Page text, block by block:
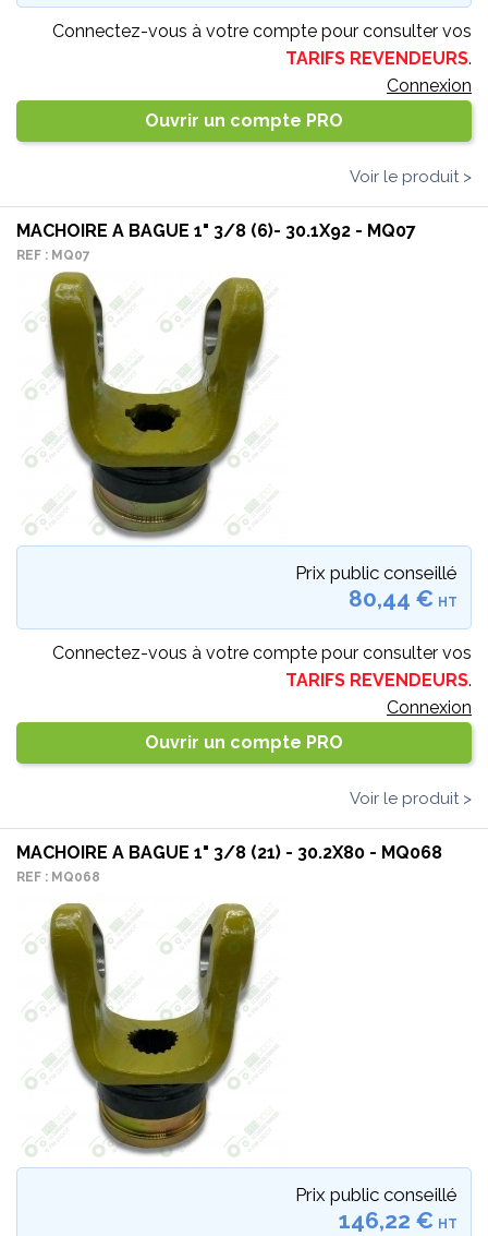
Connectez-vous à votre compte pour consulter vos
TARIFS REVENDEURS.
Connexion
Ouvrir un compte PRO
Voir le produit >
MACHOIRE A BAGUE 1" 3/8 (6)- 30.1X92 - MQ07
REF : MQ07
Prix public conseillé
80,44 € HT
Connectez-vous à votre compte pour consulter vos
TARIFS REVENDEURS.
Connexion
Ouvrir un compte PRO
Voir le produit >
MACHOIRE A BAGUE 1" 3/8 (21) - 30.2X80 - MQ068
REF : MQ068
Prix public conseillé
146,22 € HT